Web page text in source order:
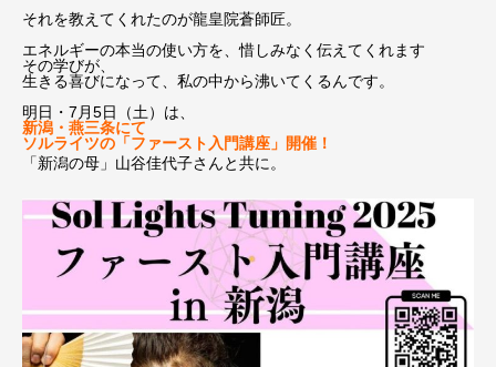
それを教えてくれたのが龍皇院蒼師匠。
エネルギーの本当の使い方を、惜しみなく伝えてくれます
その学びが、
生きる喜びになって、私の中から沸いてくるんです。
明日・7月5日（土）は、
新潟・燕三条にて
ソルライツの「ファースト入門講座」開催！
「新潟の母」山谷佳代子さんと共に。